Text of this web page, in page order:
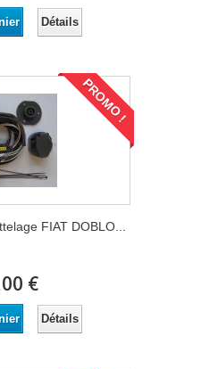
Détails
PROMO !
FIAT DOBLO...
€
Détails